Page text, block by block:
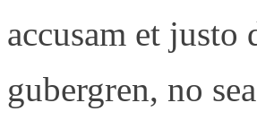
accusam et justo
gubergren, no